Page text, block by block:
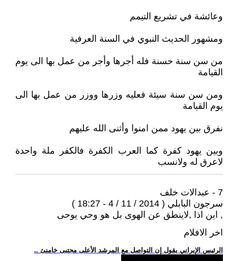
وعائشة في تشريع التيمم
ومشهور الحديث النبوي في السنة العرفية
من سن سنة حسنة فله أجرها وأجر من عمل بها الى يوم
القيامة
ومن سن سنة سيئة فعليه وزرها ووزر من عمل بها الى
يوم القيامة
نفرق بين يهود ممن امنوا وأثنى الله عليهم
وبين يهود كفرة كما العرب الكفرة فالكفر ملة واحدة
لاعرق له ولانسب
7 - عبدالات خلف
سرجون البابلي ( 2014 / 11 / 4 - 18:27 )
, اين اذا ,لاينطق عن الهوى بل هو وحي يوحى
اخر الافلام
.. الرئيس الإيراني يقول إن التواصل مع المرشد الأعلى مجتبى خامنئ